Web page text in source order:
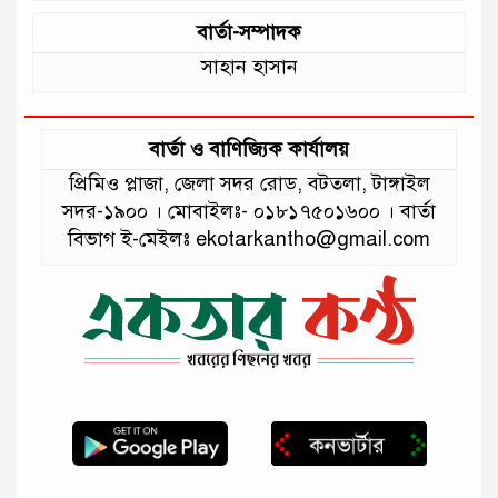
বার্তা-সম্পাদক
সাহান হাসান
বার্তা ও বাণিজ্যিক কার্যালয়
প্রিমিও প্লাজা, জেলা সদর রোড, বটতলা, টাঙ্গাইল
সদর-১৯০০ । মোবাইলঃ- ০১৮১৭৫০১৬০০ । বার্তা
বিভাগ ই-মেইলঃ ekotarkantho@gmail.com